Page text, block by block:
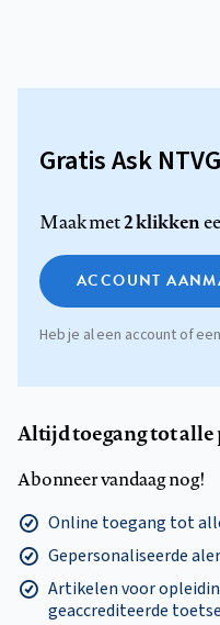
Gratis Ask
Maak met2 klikken
ACCOUNT
Heb je al een account of
Altijd toegang tot
Abonneer vandaag nog!
Online toegang tot
Gepersonaliseerde
Artikelen voor
geaccrediteerde